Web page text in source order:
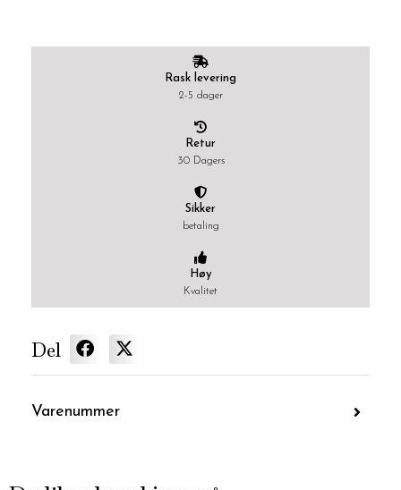
Rask levering
2-5 dager
Retur
30 Dagers
Sikker
betaling
Høy
Kvalitet
Del
Varenummer